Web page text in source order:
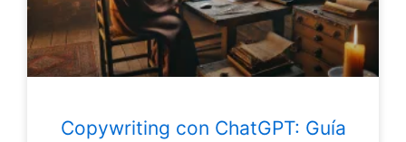
Copywriting con ChatGPT: Guía